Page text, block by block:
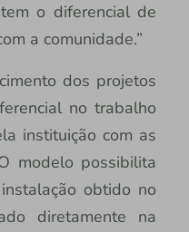
o diferencial de
a comunidade.”
dos projetos
no trabalho
instituição com as
modelo possibilita
obtido no
diretamente na